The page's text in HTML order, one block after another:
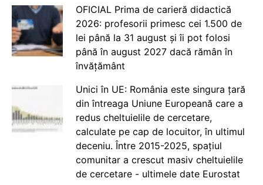
OFICIAL Prima de carieră didactică
2026: profesorii primesc cei 1.500 de
lei până la 31 august și îi pot folosi
până în august 2027 dacă rămân în
învățământ
Unici în UE: România este singura țară
din întreaga Uniune Europeană care a
redus cheltuielile de cercetare,
calculate pe cap de locuitor, în ultimul
deceniu. Între 2015-2025, spațiul
comunitar a crescut masiv cheltuielile
de cercetare - ultimele date Eurostat